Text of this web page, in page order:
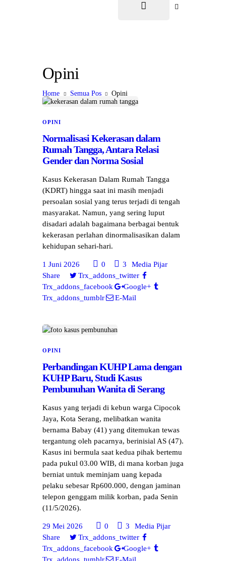
Opini
Home Semua Pos Opini
OPINI
Normalisasi Kekerasan dalam
Rumah Tangga, Antara Relasi
Gender dan Norma Sosial
Kasus Kekerasan Dalam Rumah Tangga
(KDRT) hingga saat ini masih menjadi
persoalan sosial yang terus terjadi di tengah
masyarakat. Namun, yang sering luput
disadari adalah bagaimana berbagai bentuk
kekerasan perlahan dinormalisasikan dalam
kehidupan sehari-hari.
1 Juni 2026 0 3
Media Pijar
Share
Trx_addons_twitter
Trx_addons_facebook
Google+
Trx_addons_tumblr
E-Mail
OPINI
Perbandingan KUHP Lama dengan
KUHP Baru, Studi Kasus
Pembunuhan Wanita di Serang
Kasus yang terjadi di kebun warga Cipocok
Jaya, Kota Serang, melibatkan wanita
bernama Babay (41) yang ditemukan tewas
tergantung oleh pacarnya, berinisial AS (47).
Kasus ini bermula saat kedua pihak bertemu
pada pukul 03.00 WIB, di mana korban juga
berniat untuk meminjam uang kepada
pelaku sebesar Rp600.000, dengan jaminan
telepon genggam milik korban, pada Senin
(11/5/2026).
29 Mei 2026 0 3
Media Pijar
Share
Trx_addons_twitter
Trx_addons_facebook
Google+